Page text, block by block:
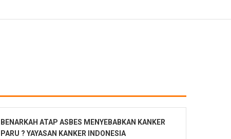
BENARKAH ATAP ASBES MENYEBABKAN KANKER
PARU ? YAYASAN KANKER INDONESIA